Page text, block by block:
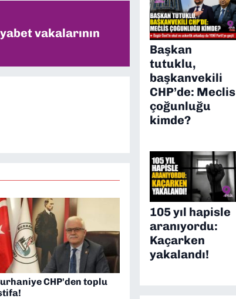
vakalarının
CHP'den toplu
Başkan
tutuklu,
başkanvekili
CHP’de: Meclis
çoğunluğu
kimde?
105 yıl hapisle
aranıyordu:
Kaçarken
yakalandı!